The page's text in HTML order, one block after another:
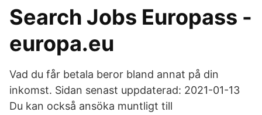
Search Jobs Europass -
europa.eu
Vad du får betala beror bland annat på din
inkomst. Sidan senast uppdaterad: 2021-01-13
Du kan också ansöka muntligt till